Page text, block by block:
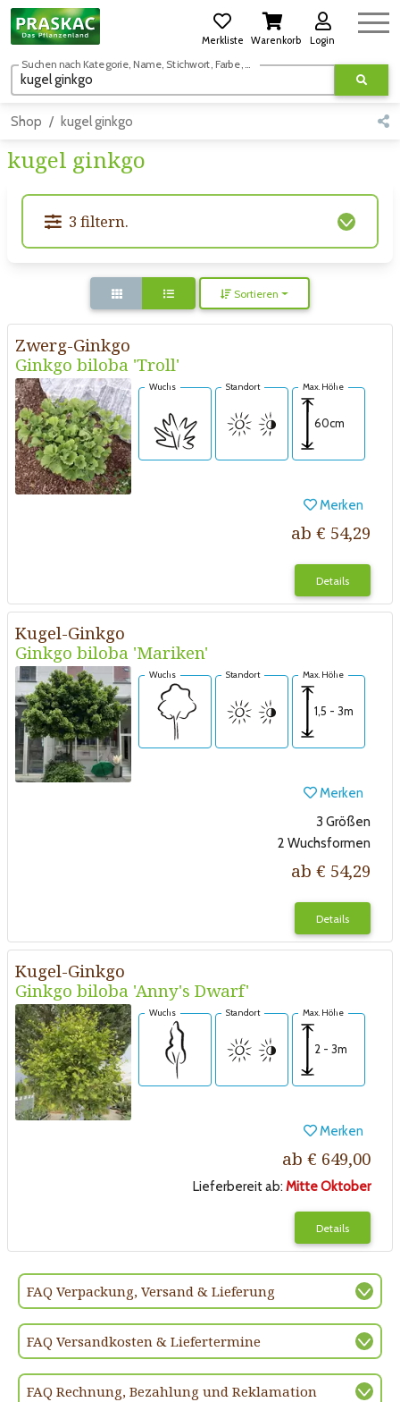
Merkliste Warenkorb Login
Suchen nach Kategorie, Name, Stichwort, Farbe, usw.
Shop kugel ginkgo
kugel ginkgo
3 filtern.
Sortieren
Zwerg-Ginkgo
Ginkgo biloba 'Troll'
Wuchs Standort Max. Höhe
60cm
Merken
ab € 54,29
Details
Kugel-Ginkgo
Ginkgo biloba 'Mariken'
Wuchs Standort Max. Höhe
1,5 - 3m
Merken
3 Größen
2 Wuchsformen
ab € 54,29
Details
Kugel-Ginkgo
Ginkgo biloba 'Anny's Dwarf'
Wuchs Standort Max. Höhe
2 - 3m
Merken
ab € 649,00
Lieferbereit ab: Mitte Oktober
Details
FAQ Verpackung, Versand & Lieferung
FAQ Versandkosten & Liefertermine
FAQ Rechnung, Bezahlung und Reklamation